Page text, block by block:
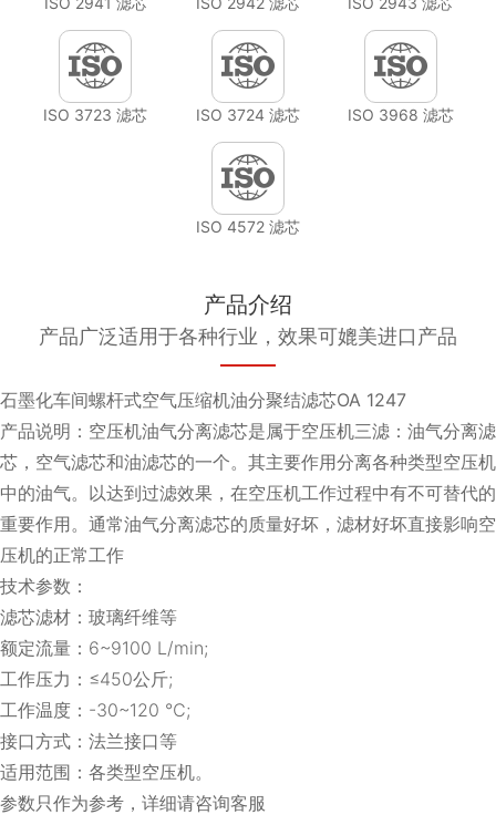
ISO 3723 滤芯 ISO 3724 滤芯 ISO 3968 滤芯
ISO 4572 滤芯
产品介绍
产品广泛适用于各种行业，效果可媲美进口产品
石墨化车间螺杆式空气压缩机油分聚结滤芯OA 1247
产品说明：空压机油气分离滤芯是属于空压机三滤：油气分离滤
芯，空气滤芯和油滤芯的一个。其主要作用分离各种类型空压机
中的油气。以达到过滤效果，在空压机工作过程中有不可替代的
重要作用。通常油气分离滤芯的质量好坏，滤材好坏直接影响空
压机的正常工作
技术参数：
滤芯滤材：玻璃纤维等
额定流量：6~9100 L/min;
工作压力：≤450公斤;
工作温度：-30~120 ℃;
接口方式：法兰接口等
适用范围：各类型空压机。
参数只作为参考，详细请咨询客服